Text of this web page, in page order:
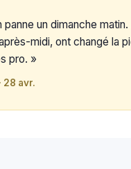
panne un dimanche
midi, ont changé la
pro. »
28 avr.